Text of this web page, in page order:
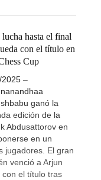
lucha hasta el final
con el título en
Cup
–
ganó la
edición de la
Abdusattorov en
en un
jugadores. El gran
venció a Arjun
con el título tras